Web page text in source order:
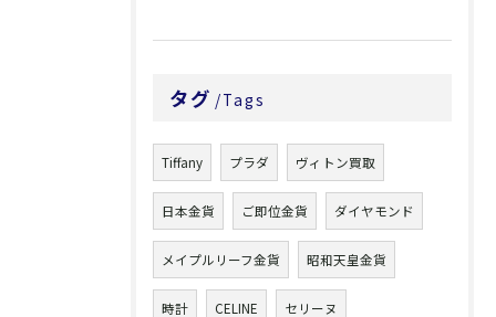
タグ Tags
Tiffany プラダ ヴィトン買取
日本金貨 ご即位金貨 ダイヤモンド
メイプルリーフ金貨 昭和天皇金貨
時計 CELINE セリーヌ